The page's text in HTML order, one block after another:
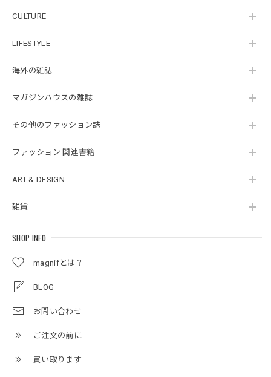
CULTURE
LIFESTYLE
海外の雑誌
マガジンハウスの雑誌
その他のファッション誌
ファッション 関連書籍
ART & DESIGN
雑貨
SHOP INFO
magnifとは？
BLOG
お問い合わせ
ご注文の前に
買い取ります